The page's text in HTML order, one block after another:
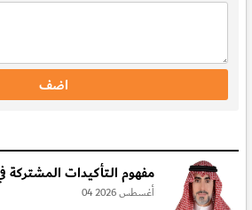
مفهوم الـتأكيدات
04 أغسطس 2026